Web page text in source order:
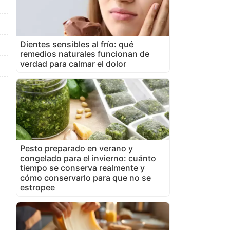
Dientes sensibles al frío: qué
remedios naturales funcionan de
verdad para calmar el dolor
Pesto preparado en verano y
congelado para el invierno: cuánto
tiempo se conserva realmente y
cómo conservarlo para que no se
estropee